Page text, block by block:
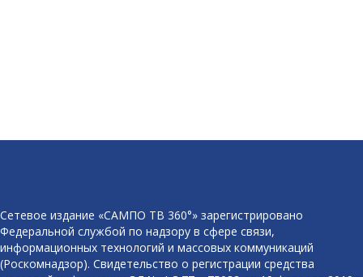
Сетевое издание «САМПО ТВ 360°» зарегистрировано
Федеральной службой по надзору в сфере связи,
информационных технологий и массовых коммуникаций
(Роскомнадзор). Свидетельство о регистрации средства